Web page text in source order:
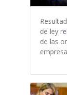
de ley
de las